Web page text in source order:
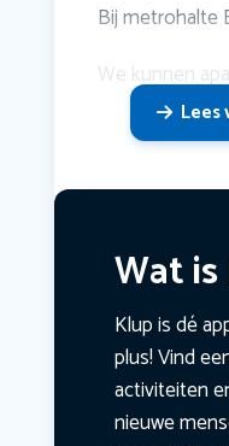
Bij metrohalte
We kunnen
Lees
Wat
Klup is dé
plus! Vind
activiteiten
nieuwe